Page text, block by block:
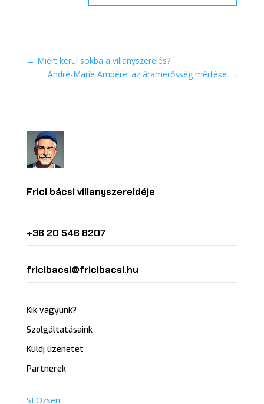
← Miért kerül sokba a villanyszerelés?
André-Marie Ampère: az áramerősség mértéke →
Frici bácsi villanyszereldéje
+36 20 546 8207
fricibacsi@fricibacsi.hu
Kik vagyunk?
Szolgáltatásaink
Küldj üzenetet
Partnerek
SEOzseni